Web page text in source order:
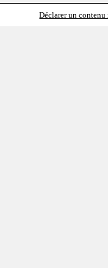
Déclarer un